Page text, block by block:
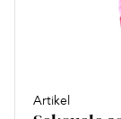
Artikel